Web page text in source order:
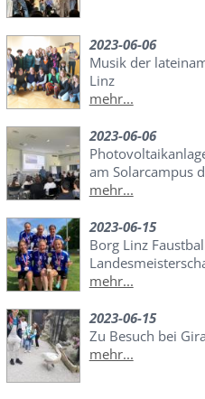
2023-06-06
Musik der
Linz
mehr...
2023-06-06
am Solarcampus
mehr...
2023-06-15
Borg Linz
mehr...
2023-06-15
Zu Besuch bei
mehr...